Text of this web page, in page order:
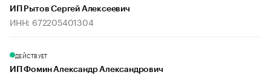
ИП Рытов Сергей Алексеевич
ИНН: 672205401304
ДЕЙСТВУЕТ
ИП Фомин Александр Александрович